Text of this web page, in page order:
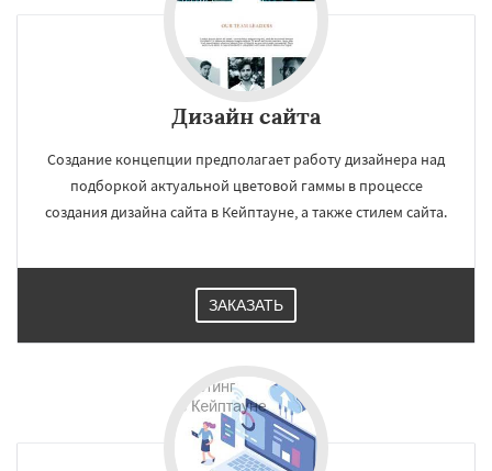
Дизайн сайта
Создание концепции предполагает работу дизайнера над
подборкой актуальной цветовой гаммы в процессе
создания дизайна сайта в Кейптауне, а также стилем сайта.
ЗАКАЗАТЬ